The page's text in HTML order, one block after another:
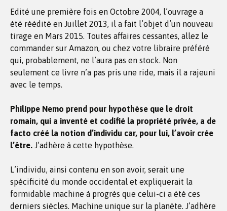
Edité une première fois en Octobre 2004, l’ouvrage a
été réédité en Juillet 2013, il a fait l’objet d’un nouveau
tirage en Mars 2015. Toutes affaires cessantes, allez le
commander sur Amazon, ou chez votre libraire préféré
qui, probablement, ne l’aura pas en stock. Non
seulement ce livre n’a pas pris une ride, mais il a rajeuni
avec le temps.
Philippe Nemo prend pour hypothèse que le droit
romain, qui a inventé et codifié la propriété privée, a de
facto créé la notion d’individu car, pour lui, l’avoir crée
l’être. J’adhère à cette hypothèse.
L’individu, ainsi contenu en son avoir, serait une
spécificité du monde occidental et expliquerait la
formidable machine à progrès que celui-ci a été ces
derniers siècles. Machine unique sur la planète. J’adhère